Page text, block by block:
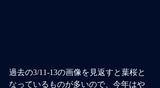
過去の3/11-13の画像を見返すと葉桜と
なっているものが多いので、今年はや